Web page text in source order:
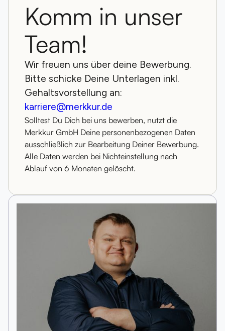
Komm in unser
Team!
Wir freuen uns über deine Bewerbung.
Bitte schicke Deine Unterlagen inkl.
Gehaltsvorstellung an:
karriere@merkkur.de
Solltest Du Dich bei uns bewerben, nutzt die
Merkkur GmbH Deine personenbezogenen Daten
ausschließlich zur Bearbeitung Deiner Bewerbung.
Alle Daten werden bei Nichteinstellung nach
Ablauf von 6 Monaten gelöscht.